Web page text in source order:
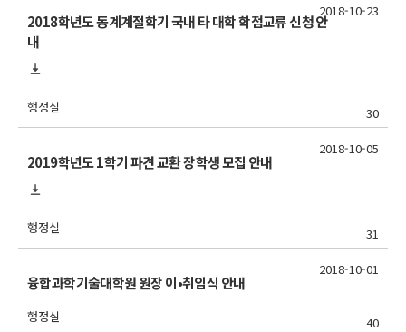
2018학년도 동계계절학기 국내 타 대학 학점교류 신청 안
내
행정실 30
2018-10-23
2019학년도 1학기 파견 교환 장학생 모집 안내
행정실 31
2018-10-05
융합과학기술대학원 원장 이•취임식 안내
행정실 40
2018-10-01